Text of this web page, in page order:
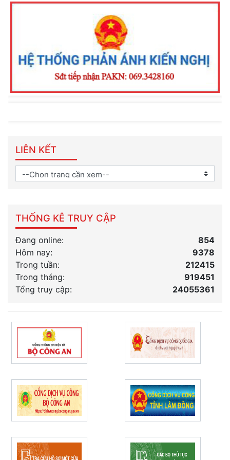
LIÊN KẾT
THỐNG KÊ TRUY CẬP
Đang online:
854
Hôm nay:
9378
Trong tuần:
212415
Trong tháng:
919451
Tổng truy cập:
24055361